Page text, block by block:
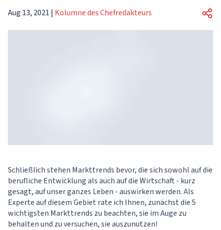
Aug 13, 2021 | Kolumne des Chefredakteurs
Schließlich stehen Markttrends bevor, die sich sowohl auf die
berufliche Entwicklung als auch auf die Wirtschaft - kurz
gesagt, auf unser ganzes Leben - auswirken werden. Als
Experte auf diesem Gebiet rate ich Ihnen, zunächst die 5
wichtigsten Markttrends zu beachten, sie im Auge zu
behalten und zu versuchen, sie auszunutzen!